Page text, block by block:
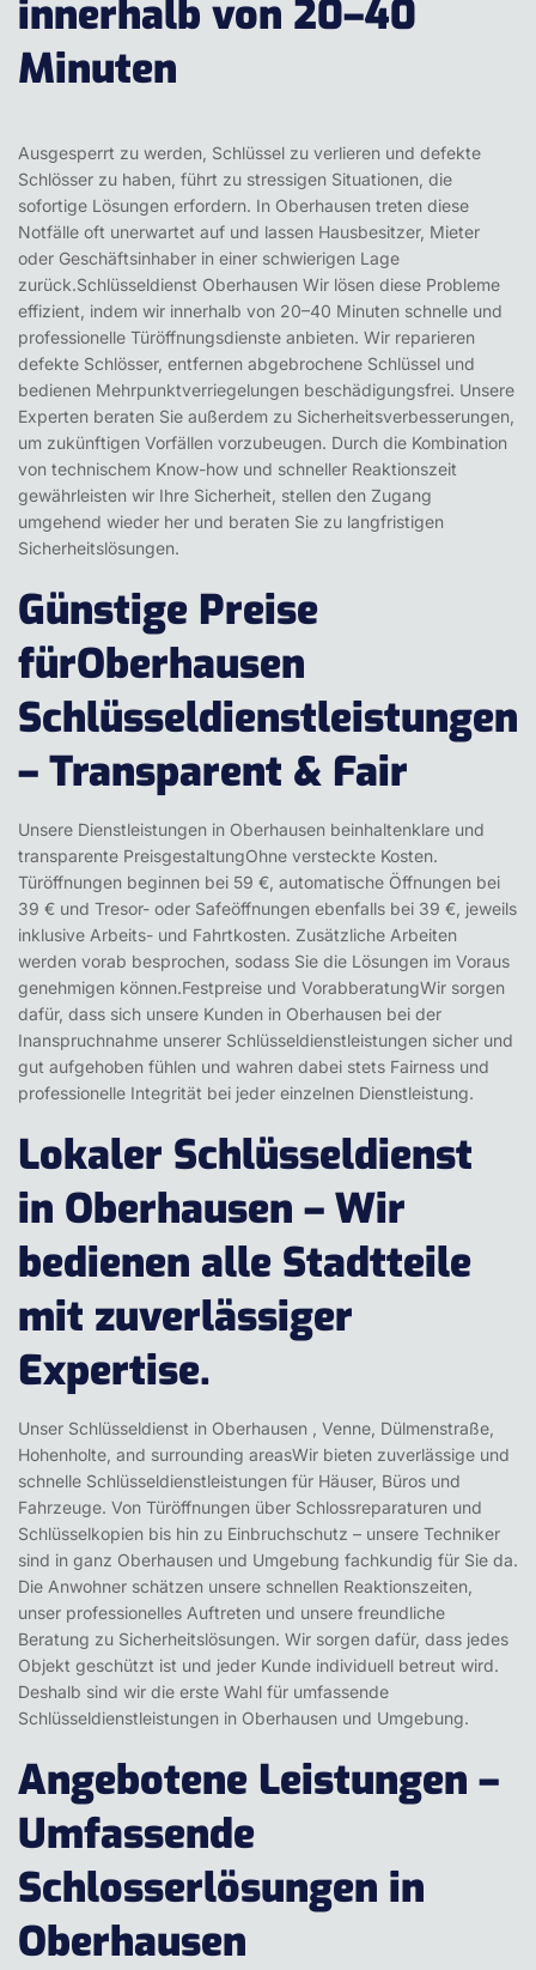
innerhalb von 20–40
Minuten
Ausgesperrt zu werden, Schlüssel zu verlieren und defekte
Schlösser zu haben, führt zu stressigen Situationen, die
sofortige Lösungen erfordern. In Oberhausen treten diese
Notfälle oft unerwartet auf und lassen Hausbesitzer, Mieter
oder Geschäftsinhaber in einer schwierigen Lage
zurück.Schlüsseldienst Oberhausen Wir lösen diese Probleme
effizient, indem wir innerhalb von 20–40 Minuten schnelle und
professionelle Türöffnungsdienste anbieten. Wir reparieren
defekte Schlösser, entfernen abgebrochene Schlüssel und
bedienen Mehrpunktverriegelungen beschädigungsfrei. Unsere
Experten beraten Sie außerdem zu Sicherheitsverbesserungen,
um zukünftigen Vorfällen vorzubeugen. Durch die Kombination
von technischem Know-how und schneller Reaktionszeit
gewährleisten wir Ihre Sicherheit, stellen den Zugang
umgehend wieder her und beraten Sie zu langfristigen
Sicherheitslösungen.
Günstige Preise
fürOberhausen
Schlüsseldienstleistungen
– Transparent & Fair
Unsere Dienstleistungen in Oberhausen beinhaltenklare und
transparente PreisgestaltungOhne versteckte Kosten.
Türöffnungen beginnen bei 59 €, automatische Öffnungen bei
39 € und Tresor- oder Safeöffnungen ebenfalls bei 39 €, jeweils
inklusive Arbeits- und Fahrtkosten. Zusätzliche Arbeiten
werden vorab besprochen, sodass Sie die Lösungen im Voraus
genehmigen können.Festpreise und VorabberatungWir sorgen
dafür, dass sich unsere Kunden in Oberhausen bei der
Inanspruchnahme unserer Schlüsseldienstleistungen sicher und
gut aufgehoben fühlen und wahren dabei stets Fairness und
professionelle Integrität bei jeder einzelnen Dienstleistung.
Lokaler Schlüsseldienst
in Oberhausen – Wir
bedienen alle Stadtteile
mit zuverlässiger
Expertise.
Unser Schlüsseldienst in Oberhausen
, Venne, Dülmenstraße,
Hohenholte, and surrounding areasWir bieten zuverlässige und
schnelle Schlüsseldienstleistungen für Häuser, Büros und
Fahrzeuge. Von Türöffnungen über Schlossreparaturen und
Schlüsselkopien bis hin zu Einbruchschutz – unsere Techniker
sind in ganz Oberhausen und Umgebung fachkundig für Sie da.
Die Anwohner schätzen unsere schnellen Reaktionszeiten,
unser professionelles Auftreten und unsere freundliche
Beratung zu Sicherheitslösungen. Wir sorgen dafür, dass jedes
Objekt geschützt ist und jeder Kunde individuell betreut wird.
Deshalb sind wir die erste Wahl für umfassende
Schlüsseldienstleistungen in Oberhausen und Umgebung.
Angebotene Leistungen –
Umfassende
Schlosserlösungen in
Oberhausen